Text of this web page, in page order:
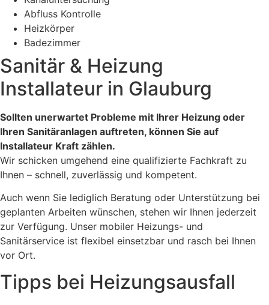
Abfluss Kontrolle
Heizkörper
Badezimmer
Sanitär & Heizung
Installateur in Glauburg
Sollten unerwartet Probleme mit Ihrer Heizung oder
Ihren Sanitäranlagen auftreten, können Sie auf
Installateur Kraft zählen.
Wir schicken umgehend eine qualifizierte Fachkraft zu
Ihnen – schnell, zuverlässig und kompetent.
Auch wenn Sie lediglich Beratung oder Unterstützung bei
geplanten Arbeiten wünschen, stehen wir Ihnen jederzeit
zur Verfügung. Unser mobiler Heizungs- und
Sanitärservice ist flexibel einsetzbar und rasch bei Ihnen
vor Ort.
Tipps bei Heizungsausfall